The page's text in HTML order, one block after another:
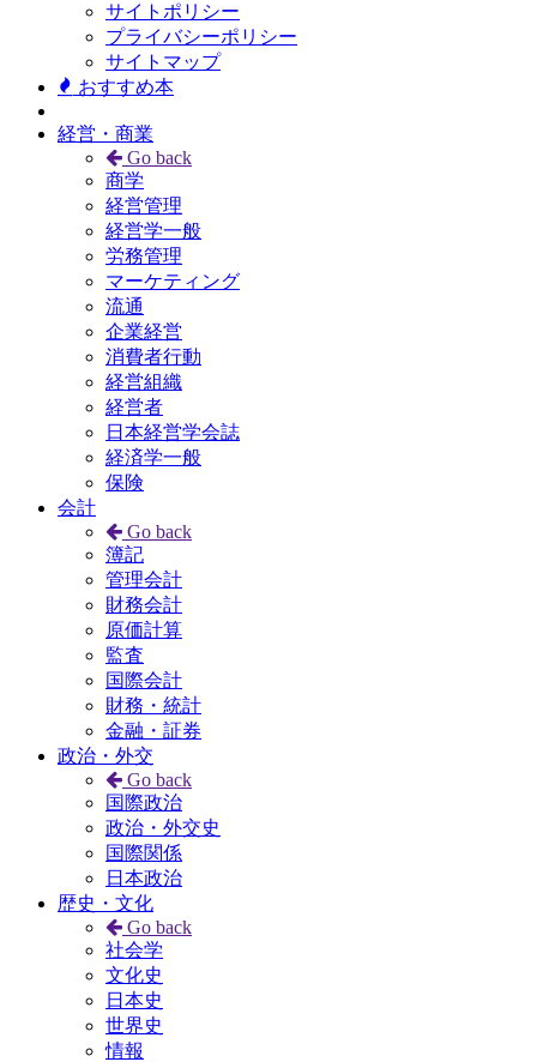
サイトポリシー
プライバシーポリシー
サイトマップ
おすすめ本
経営・商業
Go back
商学
経営管理
経営学一般
労務管理
マーケティング
流通
企業経営
消費者行動
経営組織
経営者
日本経営学会誌
経済学一般
保険
会計
Go back
簿記
管理会計
財務会計
原価計算
監査
国際会計
財務・統計
金融・証券
政治・外交
Go back
国際政治
政治・外交史
国際関係
日本政治
歴史・文化
Go back
社会学
文化史
日本史
世界史
情報